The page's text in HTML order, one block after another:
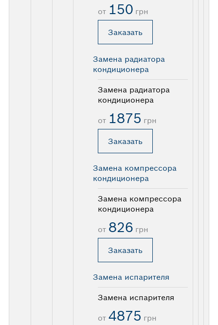
от 150 грн
Заказать
Замена радиатора
кондиционера
Замена радиатора
кондиционера
от 1875 грн
Заказать
Замена компрессора
кондиционера
Замена компрессора
кондиционера
от 826 грн
Заказать
Замена испарителя
Замена испарителя
от 4875 грн